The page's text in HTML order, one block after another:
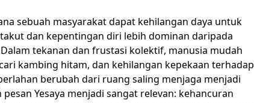
sebuah masyarakat dapat kehilangan daya untuk
dan kepentingan diri lebih dominan daripada
tekanan dan frustasi kolektif, manusia mudah
kambing hitam, dan kehilangan kepekaan terhadap
berubah dari ruang saling menjaga menjadi
Yesaya menjadi sangat relevan: kehancuran